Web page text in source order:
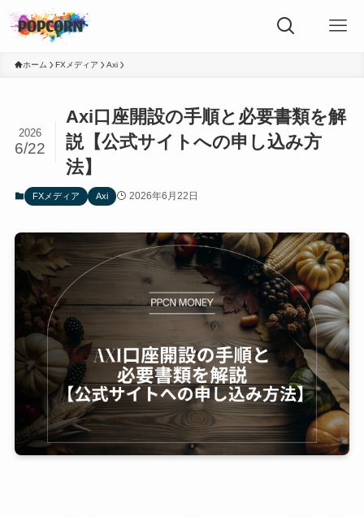
ホーム FXメディア Axi
Axi口座開設の手順と必要書類を解
説【公式サイトへの申し込み方
法】
2026
6/22
FXメディア Axi 2026年6月22日